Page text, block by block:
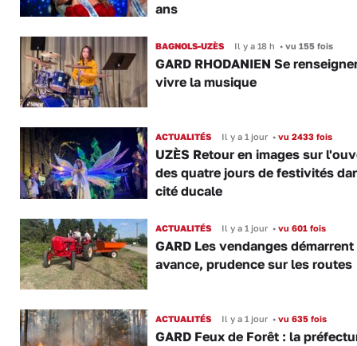
ans
BAGNOLS-UZÈS Il y a 18 h •vu 155 fois
GARD RHODANIEN Se
vivre la musique
ACTUALITÉS Il y a 1 jour •vu 2433 fois
UZÈS Retour en images sur
des quatre jours de festivités
cité ducale
ACTUALITÉS Il y a 1 jour •vu 601 fois
GARD Les vendanges démarrent
avance, prudence sur les routes
ACTUALITÉS Il y a 1 jour •vu 635 fois
GARD Feux de Forêt : la